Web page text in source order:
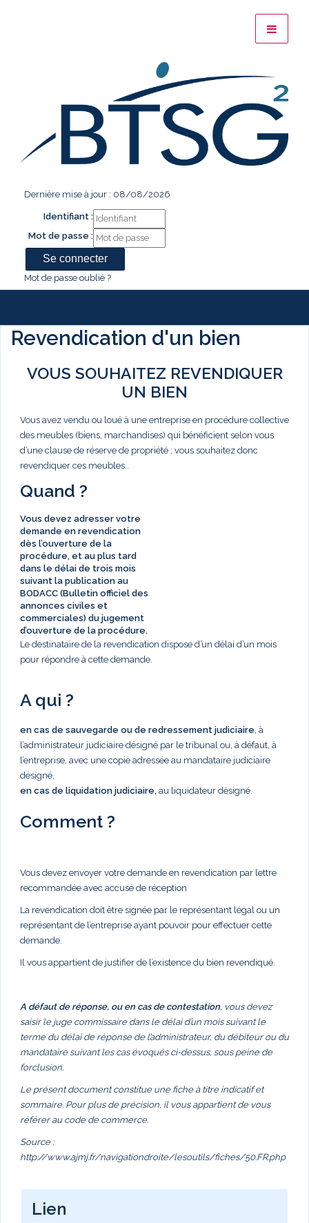
Dernière mise à jour : 08/08/2026
Identifiant :
Mot de passe :
Mot de passe oublié ?
Revendication d'un bien
VOUS SOUHAITEZ REVENDIQUER
UN BIEN
Vous avez vendu ou loué à une entreprise en procédure collective
des meubles (biens, marchandises) qui bénéficient selon vous
d’une clause de réserve de propriété ; vous souhaitez donc
revendiquer ces meubles..
Quand ?
Vous devez adresser votre
demande en revendication
dès l’ouverture de la
procédure, et au plus tard
dans le délai de trois mois
suivant la publication au
BODACC (Bulletin officiel des
annonces civiles et
commerciales) du jugement
d’ouverture de la procédure.
Le destinataire de la revendication dispose d’un délai d’un mois
pour répondre à cette demande.
A qui ?
en cas de sauvegarde ou de redressement judiciaire , à
l’administrateur judiciaire désigné par le tribunal ou, à défaut, à
l’entreprise, avec une copie adressée au mandataire judiciaire
désigné,
en cas de liquidation judiciaire, au liquidateur désigné.
Comment ?
Vous devez envoyer votre demande en revendication par lettre
recommandée avec accusé de réception
La revendication doit être signée par le représentant légal ou un
représentant de l’entreprise ayant pouvoir pour effectuer cette
demande.
Il vous appartient de justifier de l’existence du bien revendiqué.
A défaut de réponse, ou en cas de contestation, vous devez
saisir le juge commissaire dans le délai d’un mois suivant le
terme du délai de réponse de l’administrateur, du débiteur ou du
mandataire suivant les cas évoqués ci-dessus, sous peine de
forclusion.
Le présent document constitue une fiche à titre indicatif et
sommaire. Pour plus de précision, il vous appartient de vous
référer au code de commerce.
Source :
http://www.ajmj.fr/navigationdroite/lesoutils/fiches/50.FR.php
Lien